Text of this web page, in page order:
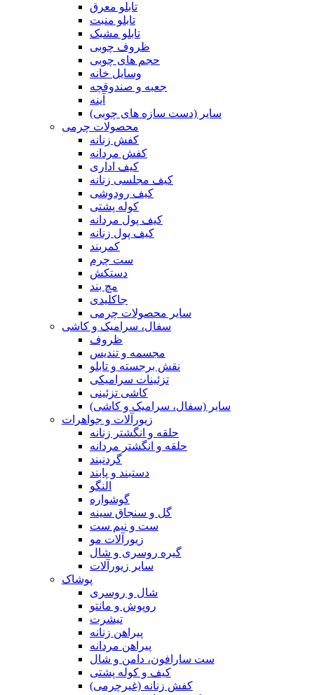
تابلو معرق
تابلو منبت
تابلو مشبک
ظروف چوبی
حجم های چوبی
وسایل خانه
جعبه و صندوقچه
آینه
سایر (دست سازه های چوبی)
محصولات چرمی
کفش زنانه
کفش مردانه
کیف اداری
کیف مجلسی زنانه
کیف رودوشی
کوله پشتی
کیف پول مردانه
کیف پول زنانه
کمربند
ست چرم
دستکش
مچ بند
جاکلیدی
سایر محصولات چرمی
سفال، سرامیک و کاشی
ظروف
مجسمه و تندیس
نقش برجسته و تابلو
تزئینات سرامیکی
کاشی تزئینی
سایر (سفال، سرامیک و کاشی)
زیورآلات و جواهرات
حلقه و انگشتر زنانه
حلقه و انگشتر مردانه
گردنبند
دستبند و پابند
النگو
گوشواره
گل و سنجاق سینه
ست و نیم ست
زیورآلات مو
گیره روسری و شال
سایر زیورآلات
پوشاک
شال و روسری
روپوش و مانتو
تیشرت
پیراهن زنانه
پیراهن مردانه
ست سارافون، دامن و شال
کیف و کوله پشتی
کفش زنانه (غیرچرمی)